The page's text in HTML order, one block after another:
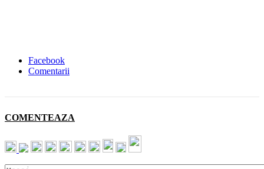
Facebook
Comentarii
COMENTEAZA